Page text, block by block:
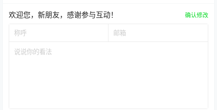
欢迎您，新朋友，感谢参与互动！ 确认修改